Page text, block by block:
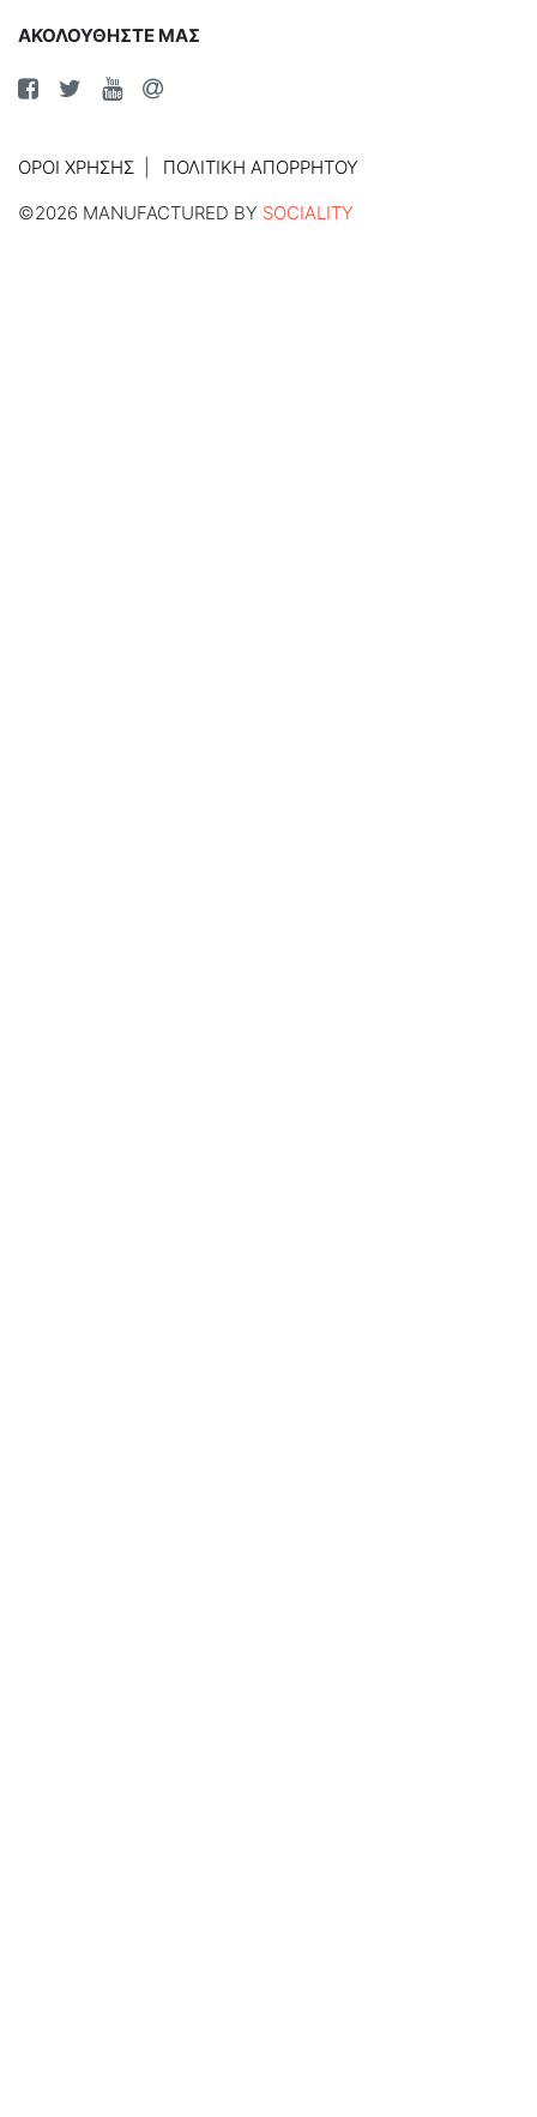
ΑΚΟΛΟΥΘΗΣΤΕ ΜΑΣ
ΌΡΟΙ ΧΡΉΣΗΣ
ΠΟΛΙΤΙΚΉ ΑΠΟΡΡΉΤΟΥ
©2026 MANUFACTURED BY SOCIALITY